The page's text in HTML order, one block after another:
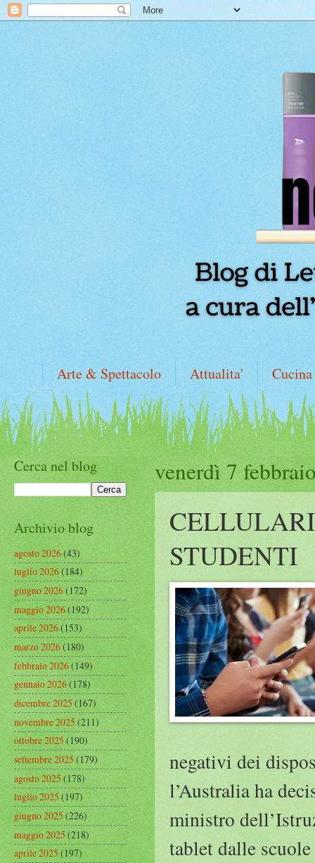
Arte & Spettacolo Attualita' Cucina
venerdì 7
STUDENTI
negativi dei
l’Australia ha
ministro
tablet dalle
Cerca nel blog
Archivio blog
agosto 2026(43)
luglio 2026(184)
giugno 2026(172)
maggio 2026(192)
aprile 2026(153)
marzo 2026(180)
febbraio 2026(149)
gennaio 2026(178)
dicembre 2025(167)
novembre 2025(211)
ottobre 2025(190)
settembre 2025(179)
agosto 2025(178)
luglio 2025(197)
giugno 2025(226)
maggio 2025(218)
aprile 2025(197)